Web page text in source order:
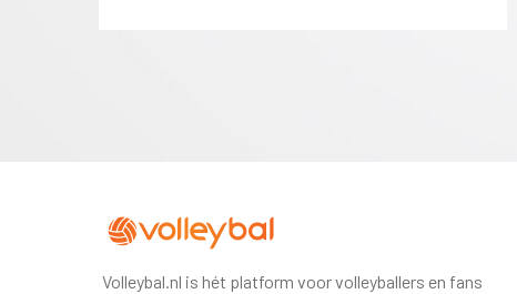
Volleybal.nl is hét platform voor volleyballers en fans